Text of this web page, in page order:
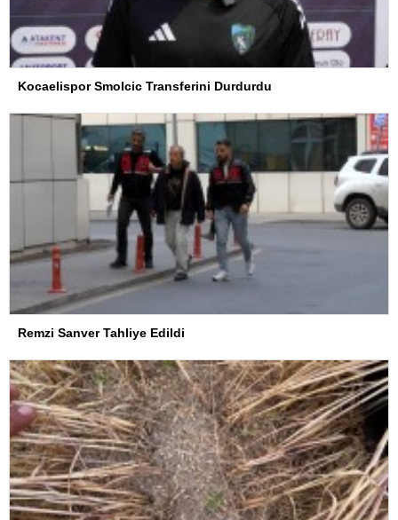
Kocaelispor Smolcic Transferini Durdurdu
Remzi Sanver Tahliye Edildi